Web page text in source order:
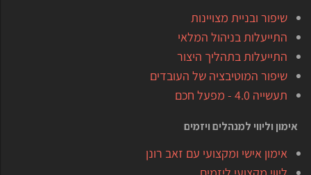
שיפור ובניית מצויינות
התייעלות בניהול המלאי
התייעלות בתהליך היצור
שיפור המוטיבציה של העובדים
תעשייה 4.0 - מפעל חכם
אימון וליווי למנהלים ויזמים
אימון אישי ומקצועי עם זאב רונן